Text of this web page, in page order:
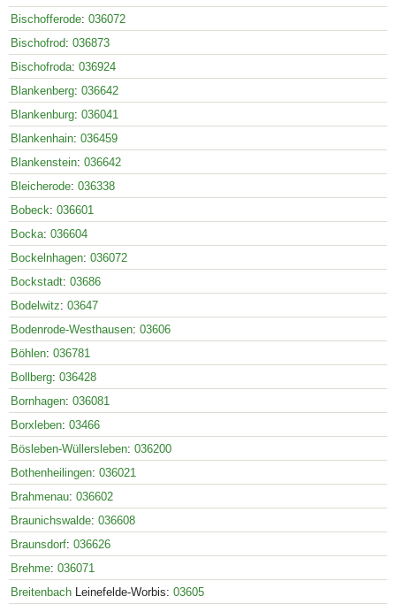
Bischofferode: 036072
Bischofrod: 036873
Bischofroda: 036924
Blankenberg: 036642
Blankenburg: 036041
Blankenhain: 036459
Blankenstein: 036642
Bleicherode: 036338
Bobeck: 036601
Bocka: 036604
Bockelnhagen: 036072
Bockstadt: 03686
Bodelwitz: 03647
Bodenrode-Westhausen: 03606
Böhlen: 036781
Bollberg: 036428
Bornhagen: 036081
Borxleben: 03466
Bösleben-Wüllersleben: 036200
Bothenheilingen: 036021
Brahmenau: 036602
Braunichswalde: 036608
Braunsdorf: 036626
Brehme: 036071
Breitenbach Leinefelde-Worbis: 03605